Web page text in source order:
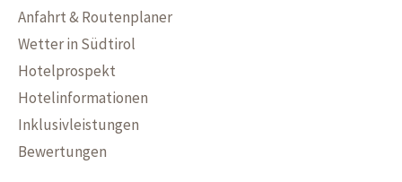
Anfahrt & Routenplaner
Wetter in Südtirol
Hotelprospekt
Hotelinformationen
Inklusivleistungen
Bewertungen